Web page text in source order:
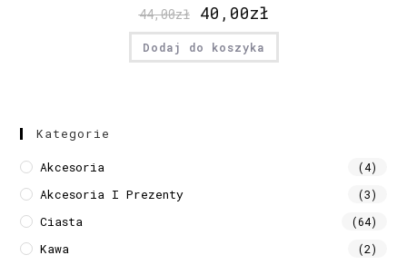
44,00zł 40,00zł
Dodaj do koszyka
Kategorie
Akcesoria (4)
Akcesoria I Prezenty (3)
Ciasta (64)
Kawa (2)